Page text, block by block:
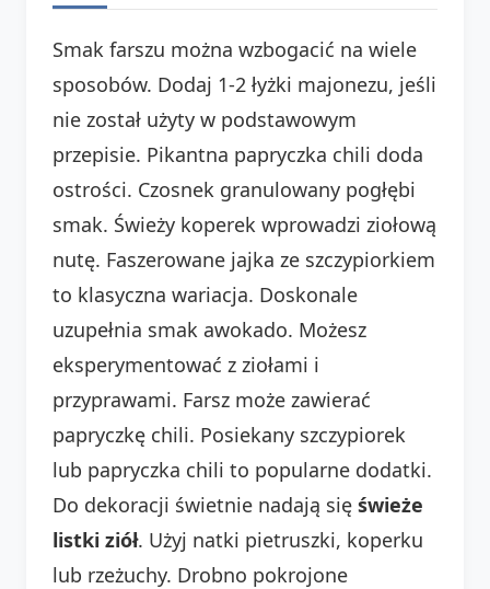
Smak farszu można wzbogacić na wiele
sposobów. Dodaj 1-2 łyżki majonezu, jeśli
nie został użyty w podstawowym
przepisie. Pikantna papryczka chili doda
ostrości. Czosnek granulowany pogłębi
smak. Świeży koperek wprowadzi ziołową
nutę. Faszerowane jajka ze szczypiorkiem
to klasyczna wariacja. Doskonale
uzupełnia smak awokado. Możesz
eksperymentować z ziołami i
przyprawami. Farsz może zawierać
papryczkę chili. Posiekany szczypiorek
lub papryczka chili to popularne dodatki.
Do dekoracji świetnie nadają się świeże
listki ziół. Użyj natki pietruszki, koperku
lub rzeżuchy. Drobno pokrojone